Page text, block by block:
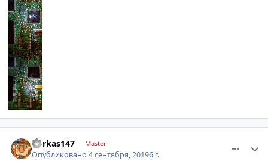
borkas147 Master
Опубликовано4 сентября, 20196 г.